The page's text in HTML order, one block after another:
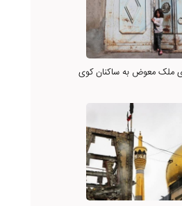
ملک معوض به ساکنان کوی